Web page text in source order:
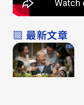
▧ 最新文章